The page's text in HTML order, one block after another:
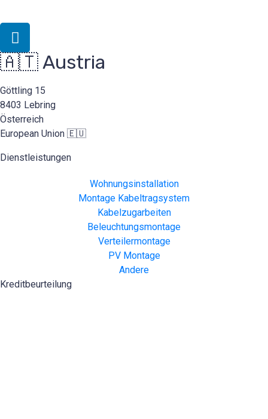
🇦🇹 Austria
Göttling 15
8403 Lebring
Österreich
European Union 🇪🇺
Dienstleistungen
Wohnungsinstallation
Montage Kabeltragsystem
Kabelzugarbeiten
Beleuchtungsmontage
Verteilermontage
PV Montage
Andere
Kreditbeurteilung